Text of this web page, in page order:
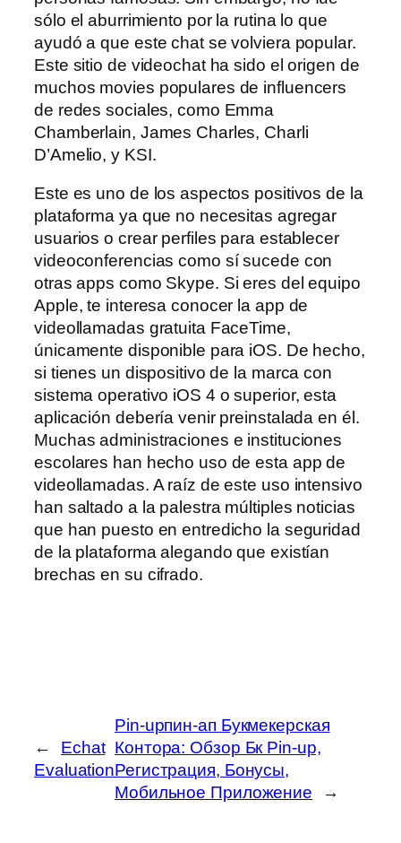
sólo el aburrimiento por la rutina lo que
ayudó a que este chat se volviera popular.
Este sitio de videochat ha sido el origen de
muchos movies populares de influencers
de redes sociales, como Emma
Chamberlain, James Charles, Charli
D’Amelio, y KSI.
Este es uno de los aspectos positivos de la
plataforma ya que no necesitas agregar
usuarios o crear perfiles para establecer
videoconferencias como sí sucede con
otras apps como Skype. Si eres del equipo
Apple, te interesa conocer la app de
videollamadas gratuita FaceTime,
únicamente disponible para iOS. De hecho,
si tienes un dispositivo de la marca con
sistema operativo iOS 4 o superior, esta
aplicación debería venir preinstalada en él.
Muchas administraciones e instituciones
escolares han hecho uso de esta app de
videollamadas. A raíz de este uso intensivo
han saltado a la palestra múltiples noticias
que han puesto en entredicho la seguridad
de la plataforma alegando que existían
brechas en su cifrado.
←
Echat
Evaluation
Pin-upпин-ап Букмекерская
Контора: Обзор Бк Pin-up,
Регистрация, Бонусы,
Мобильное Приложение
→